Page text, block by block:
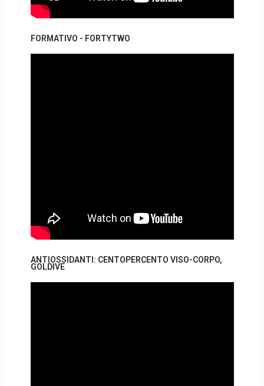
FORMATIVO - FORTYTWO
ANTIOSSIDANTI: CENTOPERCENTO VISO-CORPO,
GOLDIVE